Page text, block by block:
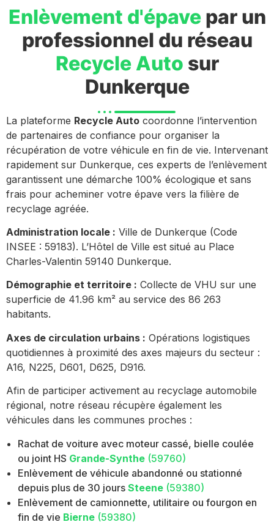
Enlèvement d'épavepar un
professionnel du réseau
Recycle Auto sur
Dunkerque
La plateforme Recycle Auto coordonne l’intervention
de partenaires de confiance pour organiser la
récupération de votre véhicule en fin de vie. Intervenant
rapidement sur Dunkerque, ces experts de l’enlèvement
garantissent une démarche 100% écologique et sans
frais pour acheminer votre épave vers la filière de
recyclage agréée.
Administration locale : Ville de Dunkerque (Code
INSEE : 59183). L’Hôtel de Ville est situé au Place
Charles-Valentin 59140 Dunkerque.
Démographie et territoire : Collecte de VHU sur une
superficie de 41.96 km² au service des 86 263
habitants.
Axes de circulation urbains : Opérations logistiques
quotidiennes à proximité des axes majeurs du secteur :
A16, N225, D601, D625, D916.
Afin de participer activement au recyclage automobile
régional, notre réseau récupère également les
véhicules dans les communes proches :
Rachat de voiture avec moteur cassé, bielle coulée
ou joint HS Grande-Synthe (59760)
Enlèvement de véhicule abandonné ou stationné
depuis plus de 30 jours Steene (59380)
Enlèvement de camionnette, utilitaire ou fourgon en
fin de vie Bierne (59380)